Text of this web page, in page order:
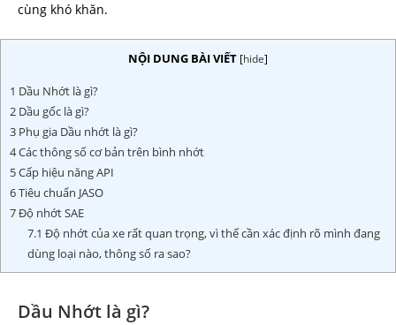
cùng khó khăn.
NỘI DUNG BÀI VIẾT [hide]
1 Dầu Nhớt là gì?
2 Dầu gốc là gì?
3 Phụ gia Dầu nhớt là gì?
4Các thông số cơ bản trên bình nhớt
5Cấp hiệu năng API
6Tiêu chuẩn JASO
7Độ nhớt SAE
7.1 Độ nhớt của xe rất quan trọng, vì thế cần xác định rõ mình đang
dùng loại nào, thông số ra sao?
Dầu Nhớt là gì?